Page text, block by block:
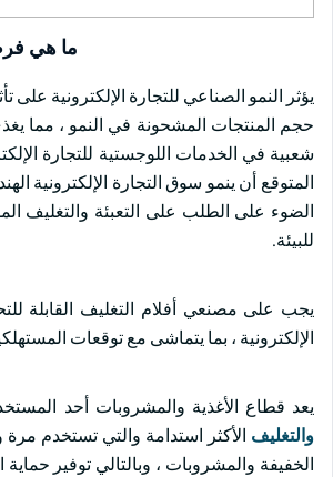
ما هي
يؤثر النمو الصناعي للتجارة الإلكترونية
حجم المنتجات المشحونة في النمو ، مما
الضوء على الطلب على التعبئة والتغليف
للبيئة.
يجب على مصنعي أفلام التغليف القابلة
الإلكترونية ، بما يتماشى مع توقعات
يعد قطاع الأغذية والمشروبات أحد
والتغليف الأكثر استدامة والتي تستخدم
الخفيفة والمشروبات ، وبالتالي توفير